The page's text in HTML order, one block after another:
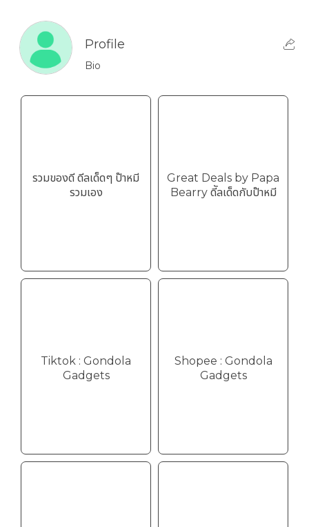
Profile
Bio
รวมของดี ดีลเด็ดๆ ป๊าหมี
รวมเอง
Great Deals by Papa
Bearry ดีัลเด็ดกับป๊าหมี
Tiktok : Gondola
Gadgets
Shopee : Gondola
Gadgets